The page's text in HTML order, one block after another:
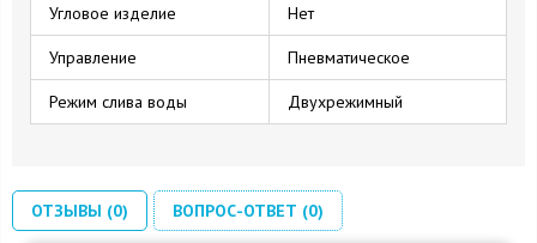
Угловое изделие Нет
Управление Пневматическое
Режим слива воды Двухрежимный
ОТЗЫВЫ (0) ВОПРОС-ОТВЕТ (0)